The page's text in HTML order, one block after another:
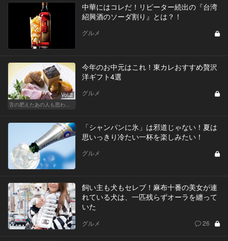
中華にはコレだ！リピーター続出の『台湾
紹興酒のソーダ割り』とは？！
グルメ
Vol.2
今年のお中元はこれ！東カレおすすめ贅沢
洋ギフト4選
グルメ
「シャンパンに氷」は邪道じゃない！夏は
思いっきり冷たい一杯を楽しみたい！
グルメ
飼い主も犬もセレブ！麻布十番の美女が連
れている犬は、一匹残らずオーラを纏って
いた
グルメ 26